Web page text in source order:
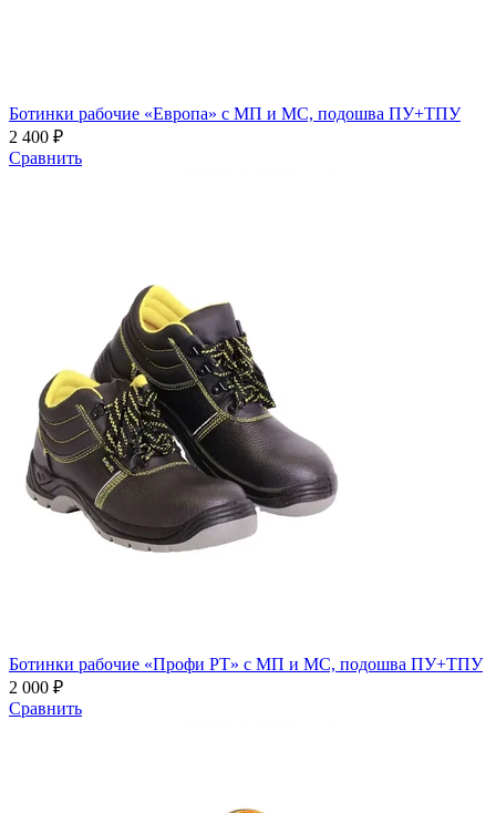
Ботинки рабочие «Европа» с МП и МС, подошва ПУ+ТПУ
2 400 ₽
Сравнить
Ботинки рабочие «Профи РТ» с МП и МС, подошва ПУ+ТПУ
2 000 ₽
Сравнить